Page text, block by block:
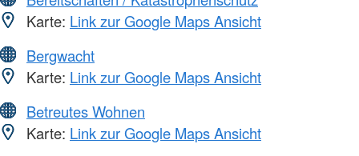
Karte: Link zur Google Maps Ansicht
Bergwacht
Karte: Link zur Google Maps Ansicht
Betreutes Wohnen
Karte: Link zur Google Maps Ansicht